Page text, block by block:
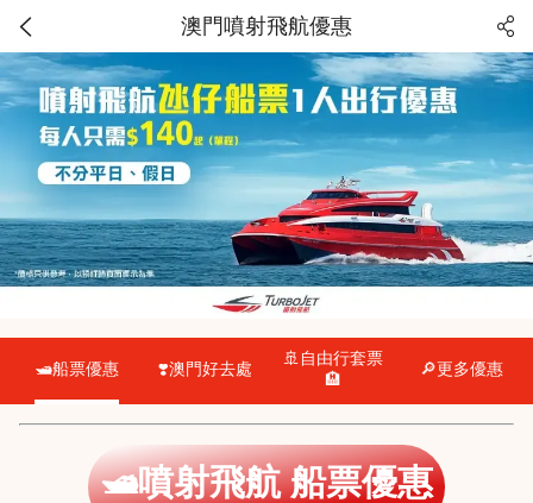
澳門噴射飛航優惠
🛥️船票優惠 ❣️澳門好去處
🚢自由行套票
🏨
🔎更多優惠
🛥️噴射飛航 船票優惠